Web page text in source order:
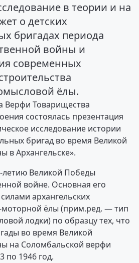
в теории и на
о детских
бригадах периода
войны и
современных
ёлы.
Верфи Товарищества
состоялась презентация
исследование истории
бригад во время Великой
в Архангельске».
Великой Победы
войне. Основная его
архангельских
моторной ёлы (прим.ред. — тип
лодки) по образцу тех, что
во время Великой
на Соломбальской верфи
по 1946 год.